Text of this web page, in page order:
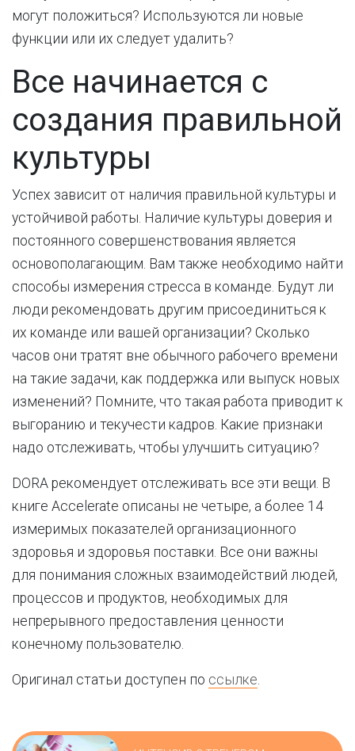
могут положиться? Используются ли новые
функции или их следует удалить?
Все начинается с
создания правильной
культуры
Успех зависит от наличия правильной культуры и
устойчивой работы. Наличие культуры доверия и
постоянного совершенствования является
основополагающим. Вам также необходимо найти
способы измерения стресса в команде. Будут ли
люди рекомендовать другим присоединиться к
их команде или вашей организации? Сколько
часов они тратят вне обычного рабочего времени
на такие задачи, как поддержка или выпуск новых
изменений? Помните, что такая работа приводит к
выгоранию и текучести кадров. Какие признаки
надо отслеживать, чтобы улучшить ситуацию?
DORA рекомендует отслеживать все эти вещи. В
книге Accelerate описаны не четыре, а более 14
измеримых показателей организационного
здоровья и здоровья поставки. Все они важны
для понимания сложных взаимодействий людей,
процессов и продуктов, необходимых для
непрерывного предоставления ценности
конечному пользователю.
Оригинал статьи доступен по ссылке.